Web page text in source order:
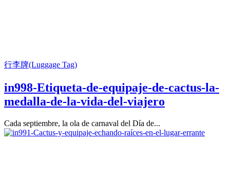
行李牌(Luggage Tag)
in998-Etiqueta-de-equipaje-de-cactus-la-
medalla-de-la-vida-del-viajero
Cada septiembre, la ola de carnaval del Día de...